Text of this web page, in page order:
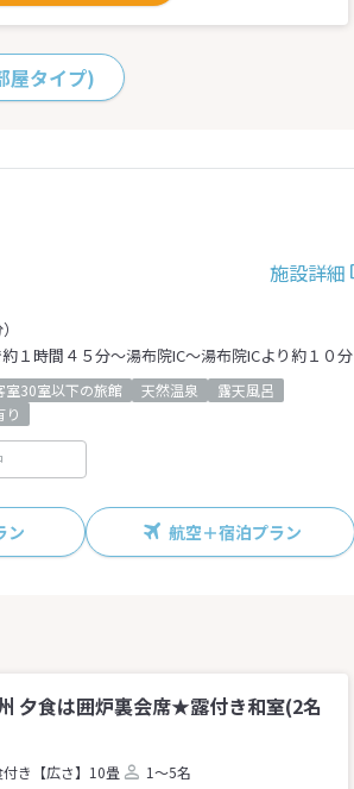
屋タイプ)
施設詳細
１時間４５分～湯布院IC～湯布院ICより約１０分
室30室以下の旅館 天然温泉
露天風呂
り
ン 航空＋宿泊プラン
夕食は囲炉裏会席★露付き和室(2名
き 【広さ】10畳
1～5名